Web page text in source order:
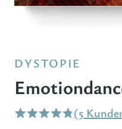
DYSTOPIE
(5